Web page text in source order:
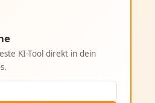
KI-Tool direkt in dein